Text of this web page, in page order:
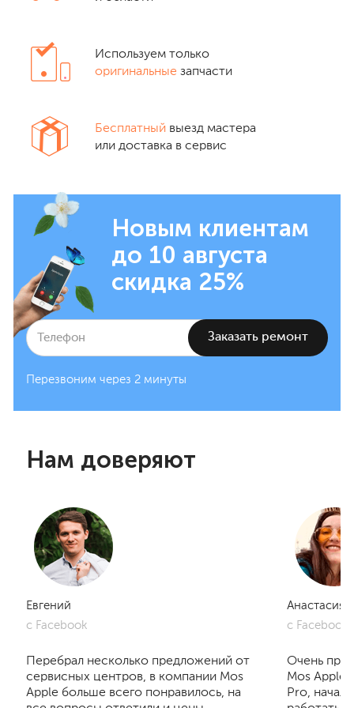
Используем только
оригинальные запчасти
Бесплатный выезд мастера
или доставка в сервис
Новым клиентам
до 10 августа
скидка 25%
Перезвоним через 2 минуты
Нам доверяют
Евгений
с Facebook
Перебрал несколько предложений от
сервисных центров, в компании Mos
Apple больше всего понравилось, на
Анастасия
с Facebook
Очень
Mos
Pro, начал